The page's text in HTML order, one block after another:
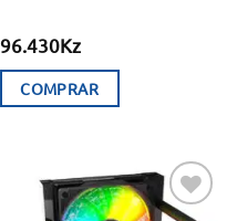
96.430Kz
COMPRAR